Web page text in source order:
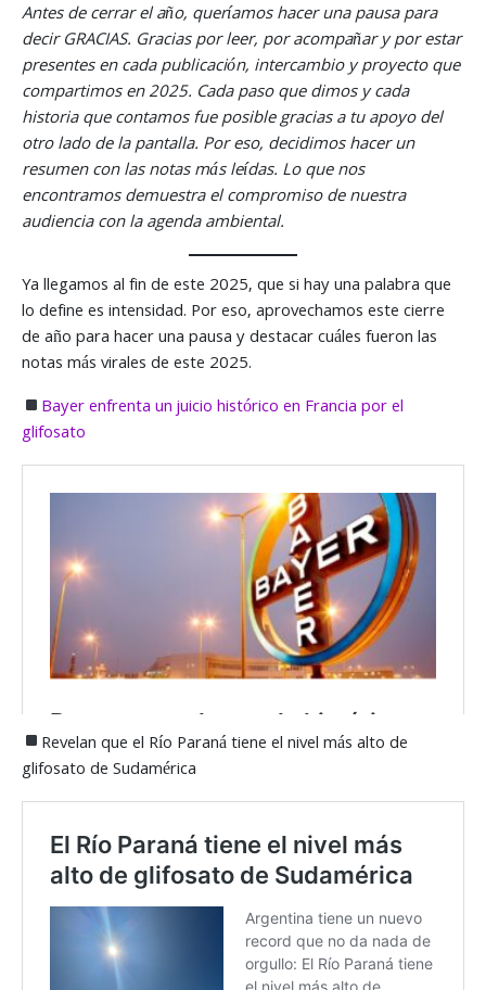
Antes de cerrar el año, queríamos hacer una pausa para
decir GRACIAS. Gracias por leer, por acompañar y por estar
presentes en cada publicación, intercambio y proyecto que
compartimos en 2025. Cada paso que dimos y cada
historia que contamos fue posible gracias a tu apoyo del
otro lado de la pantalla. Por eso, decidimos hacer un
resumen con las notas más leídas. Lo que nos
encontramos demuestra el compromiso de nuestra
audiencia con la agenda ambiental.
Ya llegamos al fin de este 2025, que si hay una palabra que
lo define es intensidad. Por eso, aprovechamos este cierre
de año para hacer una pausa y destacar cuáles fueron las
notas más virales de este 2025.
Bayer enfrenta un juicio histórico en Francia por el
glifosato
Revelan que el Río Paraná tiene el nivel más alto de
glifosato de Sudamérica